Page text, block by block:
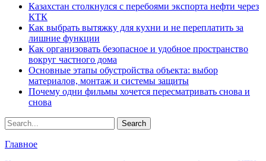
Казахстан столкнулся с перебоями экспорта нефти через
КТК
Как выбрать вытяжку для кухни и не переплатить за
лишние функции
Как организовать безопасное и удобное пространство
вокруг частного дома
Основные этапы обустройства объекта: выбор
материалов, монтаж и системы защиты
Почему одни фильмы хочется пересматривать снова и
снова
Главное